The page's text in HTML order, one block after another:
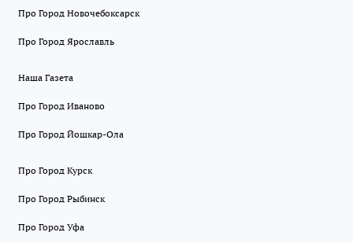
Про Город Новочебоксарск
Про Город Ярославль
Наша Газета
Про Город Иваново
Про Город Йошкар-Ола
Про Город Курск
Про Город Рыбинск
Про Город Уфа